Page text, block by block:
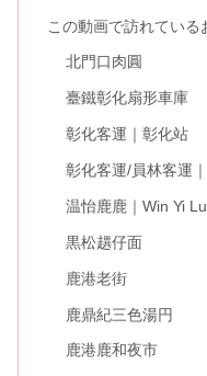
この動画で訪れている
北門口肉圓
臺鐵彰化扇形車庫
彰化客運｜彰化站
彰化客運/員林客運
温怡鹿鹿｜Win Yi
黒松趩仔面
鹿港老街
鹿鼎紀三色湯円
鹿港鹿和夜市